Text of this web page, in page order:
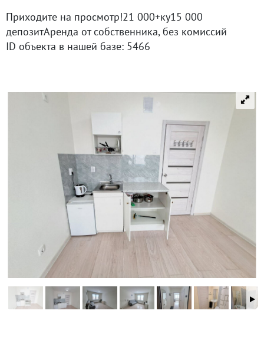
Приходите на просмотр!21 000+ку15 000
депозитАренда от собственника, без комиссий
ID объекта в нашей базе: 5466